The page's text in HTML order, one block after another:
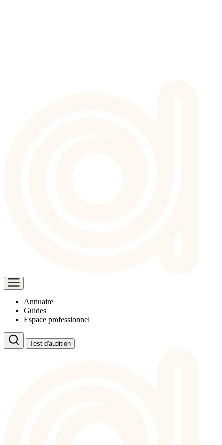
Annuaire
Guides
Espace professionnel
Test d'audition